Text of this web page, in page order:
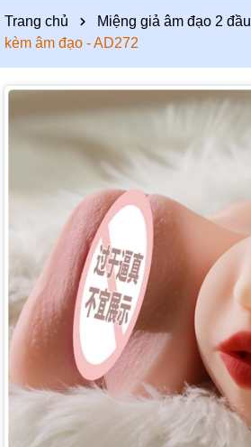
Trang chủ Miệng giả âm đạo 2 đầu
kèm âm đạo - AD272